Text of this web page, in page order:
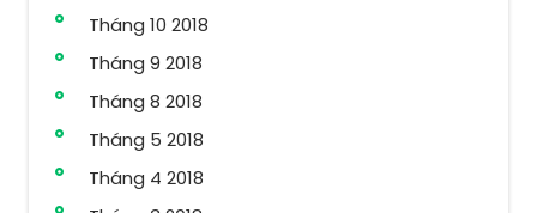
Tháng 10 2018
Tháng 9 2018
Tháng 8 2018
Tháng 5 2018
Tháng 4 2018